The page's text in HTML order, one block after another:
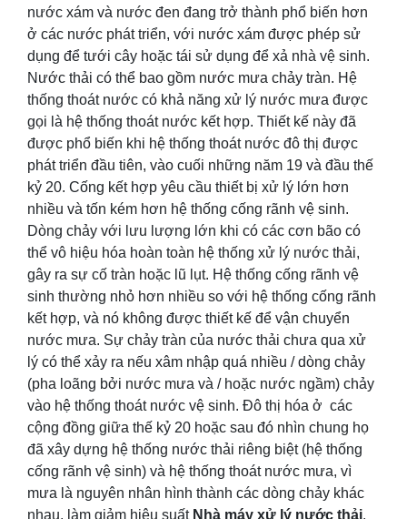
nước xám và nước đen đang trở thành phổ biến hơn
ở các nước phát triển, với nước xám được phép sử
dụng để tưới cây hoặc tái sử dụng để xả nhà vệ sinh.
Nước thải có thể bao gồm nước mưa chảy tràn. Hệ
thống thoát nước có khả năng xử lý nước mưa được
gọi là hệ thống thoát nước kết hợp. Thiết kế này đã
được phổ biến khi hệ thống thoát nước đô thị được
phát triển đầu tiên, vào cuối những năm 19 và đầu thế
kỷ 20. Cống kết hợp yêu cầu thiết bị xử lý lớn hơn
nhiều và tốn kém hơn hệ thống cống rãnh vệ sinh.
Dòng chảy với lưu lượng lớn khi có các cơn bão có
thể vô hiệu hóa hoàn toàn hệ thống xử lý nước thải,
gây ra sự cố tràn hoặc lũ lụt. Hệ thống cống rãnh vệ
sinh thường nhỏ hơn nhiều so với hệ thống cống rãnh
kết hợp, và nó không được thiết kế để vận chuyển
nước mưa. Sự chảy tràn của nước thải chưa qua xử
lý có thể xảy ra nếu xâm nhập quá nhiều / dòng chảy
(pha loãng bởi nước mưa và / hoặc nước ngầm) chảy
vào hệ thống thoát nước vệ sinh. Đô thị hóa ở các
cộng đồng giữa thế kỷ 20 hoặc sau đó nhìn chung họ
đã xây dựng hệ thống nước thải riêng biệt (hệ thống
cống rãnh vệ sinh) và hệ thống thoát nước mưa, vì
mưa là nguyên nhân hình thành các dòng chảy khác
nhau, làm giảm hiệu suất Nhà máy xử lý nước thải.